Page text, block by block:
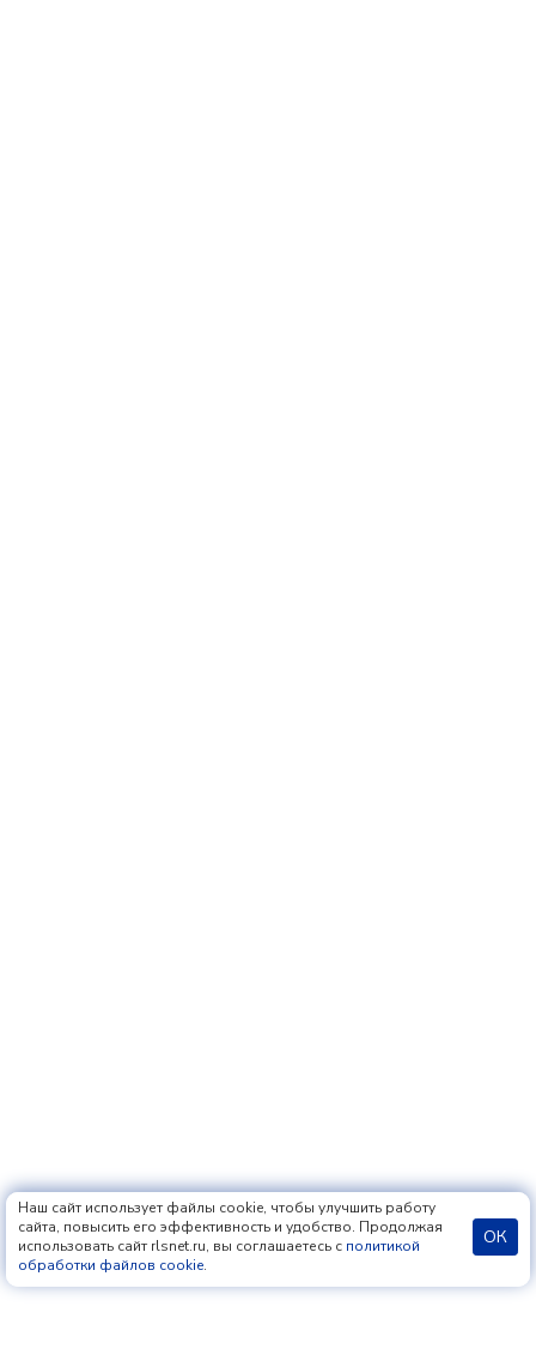
Наш сайт использует файлы cookie, чтобы улучшить работу
сайта, повысить его эффективность и удобство. Продолжая
использовать сайт rlsnet.ru, вы соглашаетесь с политикой
обработки файлов cookie.
ОК